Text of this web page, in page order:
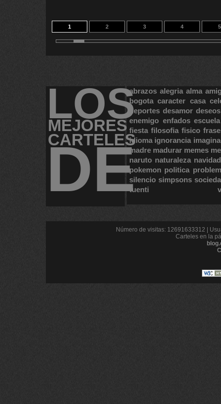
1 2 3 4 5
11 12 13 14
LOS
MEJORES
CARTELES
DE
abrazos alegria alma
bogota caracter casa
deportes desamor deseos
enemigo enfados escuela
fiesta filosofia fisico
idioma ignorancia
madre madurar memes
naruto naturaleza navidad
pokemon politica
silencio simpsons
tuenti
Número de visitas: 12691633312 |
Carteles en la